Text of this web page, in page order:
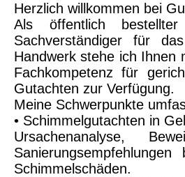
Herzlich willkommen bei
Als öffentlich
Sachverständiger für
Handwerk stehe ich Ihnen
Fachkompetenz für
Gutachten zur Verfügung.
Meine Schwerpunkte
• Schimmelgutachten in
Ursachenanalyse,
Schimmelschäden.